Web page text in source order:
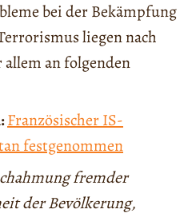
bei der Bekämpfung
liegen nach
allem an folgenden
Französischer IS-
festgenommen
fremder
der Bevölkerung,